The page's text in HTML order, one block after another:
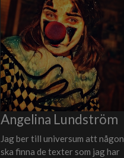
Angelina Lundström
Jag ber till universum att någon
ska finna de texter som jag har